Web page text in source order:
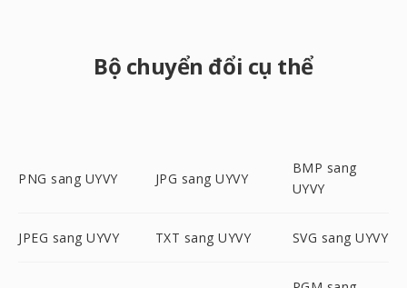
Bộ chuyển đổi cụ thể
PNG sang UYVY JPG sang UYVY
BMP sang
UYVY
JPEG sang UYVY TXT sang UYVY SVG sang UYVY